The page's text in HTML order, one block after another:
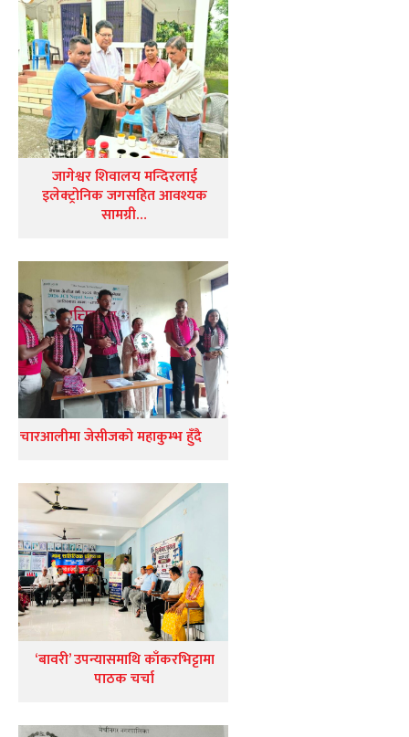
जागेश्वर शिवालय मन्दिरलाई
इलेक्ट्रोनिक जगसहित आवश्यक
सामग्री…
चारआलीमा जेसीजको महाकुम्भ हुँदै
‘बावरी’ उपन्यासमाथि काँकरभिट्टामा
पाठक चर्चा